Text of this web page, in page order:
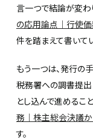
言一つで結論が変わ
の応用論点｜行使価
件を踏まえて書いて
もう一つは、発行の
税務署への調書提出
とし込んで進めるこ
務｜株主総会決議か
す。